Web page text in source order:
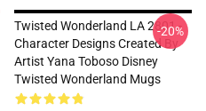
Twisted Wonderland LA 2801 -
Character Designs Created By
Artist Yana Toboso Disney
Twisted Wonderland Mugs
-20%